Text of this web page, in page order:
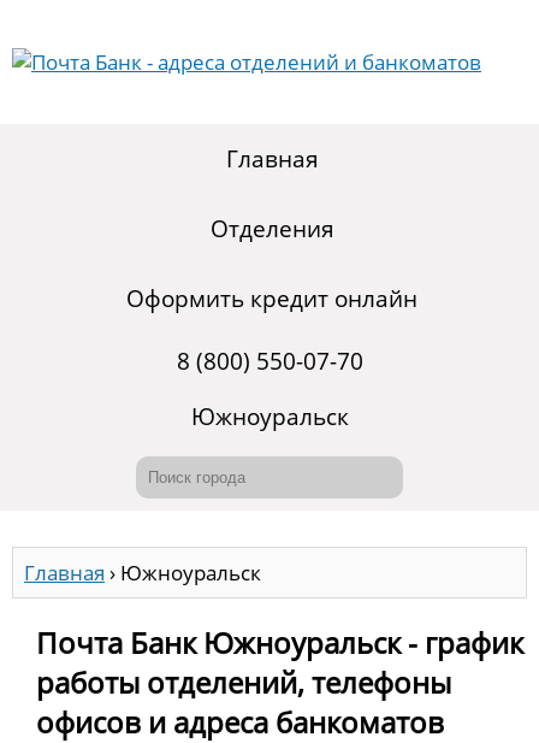
Главная
Отделения
Оформить кредит онлайн
8 (800) 550-07-70
Южноуральск
Главная › Южноуральск
Почта Банк Южноуральск - график
работы отделений, телефоны
офисов и адреса банкоматов